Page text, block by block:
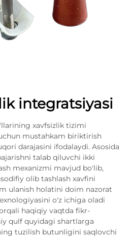
integratsiyasi
xavfsizlik tizimi
mustahkam biriktirish
darajasini ifodalaydi. Asosida
talab qiluvchi ikki
mexanizmi mavjud bo'lib,
olib tashlash xavfini
ulanish holatini doim nazorat
o'z ichiga oladi
haqiqiy vaqtda fikr-
qulf quyidagi shartlarga
tuzilish butunligini saqlovchi